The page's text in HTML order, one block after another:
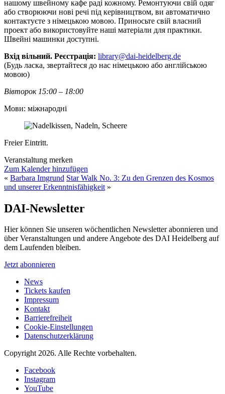
нашому швейному кафе раді кожному. Ремонтуючи свій одяг
або створюючи нові речі під керівництвом, ви автоматично
контактуєте з німецькою мовою. Приносьте свій власний
проект або використовуйте наші матеріали для практики.
Швейні машинки доступні.
Вхід вільний. Реєстрація: library@dai-heidelberg.de
(Будь ласка, звертайтеся до нас німецькою або англійською
мовою)
Вівторок 15:00 – 18:00
Мови: міжнародні
Freier Eintritt.
Veranstaltung merken
Zum Kalender hinzufügen
« Barbara Imgrund Star Walk No. 3: Zu den Grenzen des Kosmos
und unserer Erkenntnisfähigkeit »
DAI-Newsletter
Hier können Sie unseren wöchentlichen Newsletter abonnieren und
über Veranstaltungen und andere Angebote des DAI Heidelberg auf
dem Laufenden bleiben.
Jetzt abonnieren
News
Tickets kaufen
Impressum
Kontakt
Barrierefreiheit
Cookie-Einstellungen
Datenschutzerklärung
Copyright 2026. Alle Rechte vorbehalten.
Facebook
Instagram
YouTube